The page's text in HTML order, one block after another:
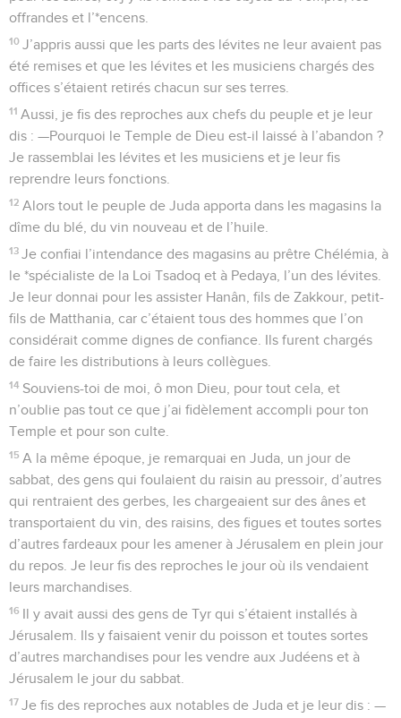
offrandes et l’*encens.
10 J’appris aussi que les parts des lévites ne leur avaient pas
été remises et que les lévites et les musiciens chargés des
offices s’étaient retirés chacun sur ses terres.
11 Aussi, je fis des reproches aux chefs du peuple et je leur
dis : —Pourquoi le Temple de Dieu est-il laissé à l’abandon ?
Je rassemblai les lévites et les musiciens et je leur fis
reprendre leurs fonctions.
12 Alors tout le peuple de Juda apporta dans les magasins la
dîme du blé, du vin nouveau et de l’huile.
13 Je confiai l’intendance des magasins au prêtre Chélémia, à
le *spécialiste de la Loi Tsadoq et à Pedaya, l’un des lévites.
Je leur donnai pour les assister Hanân, fils de Zakkour, petit-
fils de Matthania, car c’étaient tous des hommes que l’on
considérait comme dignes de confiance. Ils furent chargés
de faire les distributions à leurs collègues.
14 Souviens-toi de moi, ô mon Dieu, pour tout cela, et
n’oublie pas tout ce que j’ai fidèlement accompli pour ton
Temple et pour son culte.
15 A la même époque, je remarquai en Juda, un jour de
sabbat, des gens qui foulaient du raisin au pressoir, d’autres
qui rentraient des gerbes, les chargeaient sur des ânes et
transportaient du vin, des raisins, des figues et toutes sortes
d’autres fardeaux pour les amener à Jérusalem en plein jour
du repos. Je leur fis des reproches le jour où ils vendaient
leurs marchandises.
16 Il y avait aussi des gens de Tyr qui s’étaient installés à
Jérusalem. Ils y faisaient venir du poisson et toutes sortes
d’autres marchandises pour les vendre aux Judéens et à
Jérusalem le jour du sabbat.
17 Je fis des reproches aux notables de Juda et je leur dis : —